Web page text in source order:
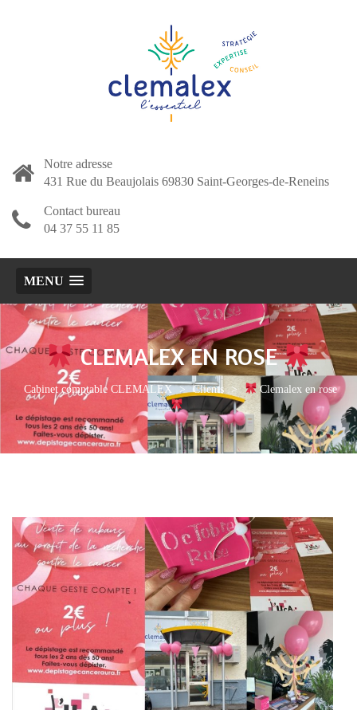
Notre adresse
431 Rue du Beaujolais 69830 Saint-Georges-de-Reneins
Contact bureau
04 37 55 11 85
MENU
CLEMALEX EN ROSE
Cabinet comptable CLEMALEX > Clients > Clemalex en rose